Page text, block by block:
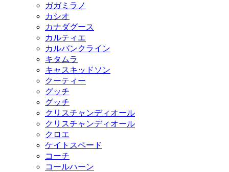
ガガミラノ
カシオ
カナダグース
カルティエ
カルバンクライン
キタムラ
キャスキッドソン
クーティー
グッチ
グッチ
クリスチャンディオール
クリスチャンディオール
クロエ
ケイトスペード
コーチ
コールハーン